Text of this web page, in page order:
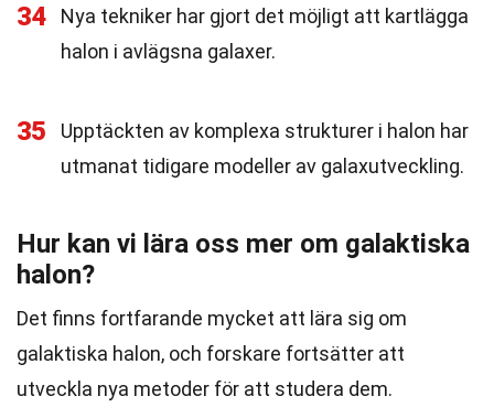
34
Nya tekniker har gjort det möjligt att kartlägga
halon i avlägsna galaxer.
35
Upptäckten av komplexa strukturer i halon har
utmanat tidigare modeller av galaxutveckling.
Hur kan vi lära oss mer om galaktiska
halon?
Det finns fortfarande mycket att lära sig om
galaktiska halon, och forskare fortsätter att
utveckla nya metoder för att studera dem.